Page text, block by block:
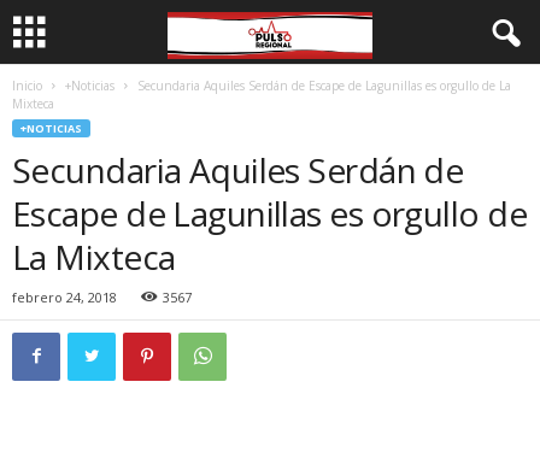
Inicio +Noticias
Secundaria Aquiles Serdán de Escape de Lagunillas es orgullo de La
Mixteca
+NOTICIAS
Secundaria Aquiles Serdán de
Escape de Lagunillas es orgullo de
La Mixteca
febrero 24, 2018 3567